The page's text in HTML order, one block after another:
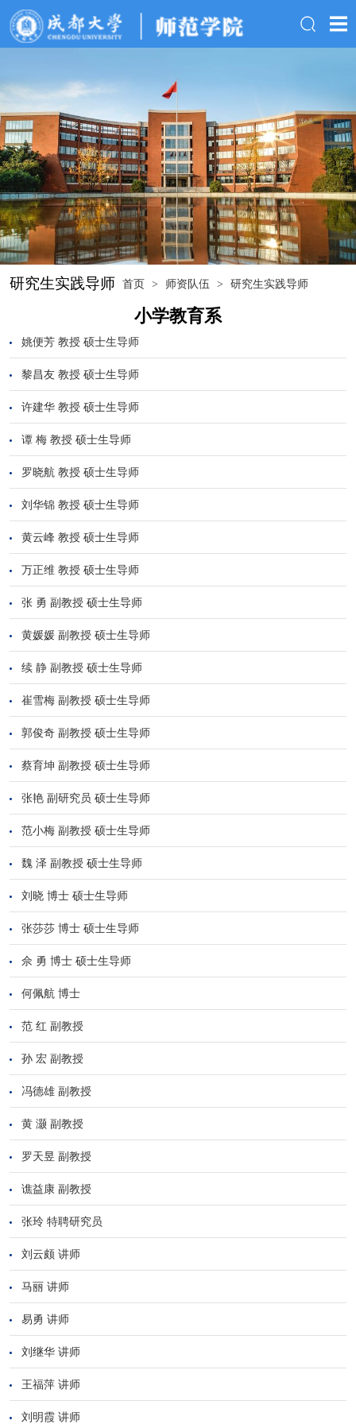
研究生实践导师 首页 > 师资队伍 > 研究生实践导师
小学教育系
姚便芳 教授 硕士生导师
黎昌友 教授 硕士生导师
许建华 教授 硕士生导师
谭 梅 教授 硕士生导师
罗晓航 教授 硕士生导师
刘华锦 教授 硕士生导师
黄云峰 教授 硕士生导师
万正维 教授 硕士生导师
张 勇 副教授 硕士生导师
黄媛媛 副教授 硕士生导师
续 静 副教授 硕士生导师
崔雪梅 副教授 硕士生导师
郭俊奇 副教授 硕士生导师
蔡育坤 副教授 硕士生导师
张艳 副研究员 硕士生导师
范小梅 副教授 硕士生导师
魏 泽 副教授 硕士生导师
刘晓 博士 硕士生导师
张莎莎 博士 硕士生导师
佘 勇 博士 硕士生导师
何佩航 博士
范 红 副教授
孙 宏 副教授
冯德雄 副教授
黄 灏 副教授
罗天昱 副教授
谯益康 副教授
张玲 特聘研究员
刘云颇 讲师
马丽 讲师
易勇 讲师
刘继华 讲师
王福萍 讲师
刘明霞 讲师